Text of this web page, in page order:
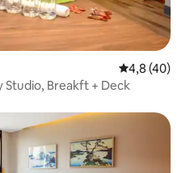
4,8 ud af 5 i
4,8 (40)
Studio, Breakft + Deck